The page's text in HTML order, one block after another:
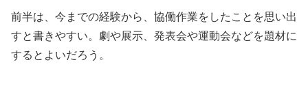
前半は、今までの経験から、協働作業をしたことを思い出
すと書きやすい。劇や展示、発表会や運動会などを題材に
するとよいだろう。